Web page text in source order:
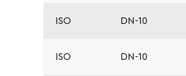
ISO DN-10
ISO DN-10